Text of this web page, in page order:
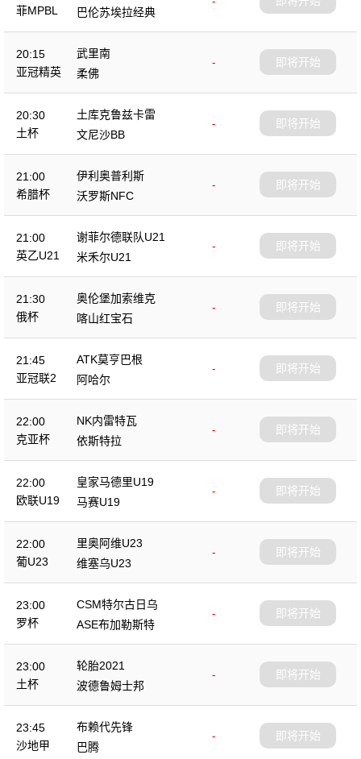
菲MPBL
巴伦苏埃拉经典
20:15
亚冠精英
武里南
-
柔佛
即将开始
20:30
土杯
土库克鲁兹卡雷
-
文尼沙BB
即将开始
21:00
希腊杯
伊利奥普利斯
-
沃罗斯NFC
即将开始
21:00
英乙U21
谢菲尔德联队U21
-
米禾尔U21
即将开始
21:30
俄杯
奥伦堡加索维克
-
喀山红宝石
即将开始
21:45
亚冠联2
ATK莫亨巴根
-
阿哈尔
即将开始
22:00
克亚杯
NK内雷特瓦
-
依斯特拉
即将开始
22:00
欧联U19
皇家马德里U19
-
马赛U19
即将开始
22:00
葡U23
里奥阿维U23
-
维塞乌U23
即将开始
23:00
罗杯
CSM特尔古日乌
-
ASE布加勒斯特
即将开始
23:00
土杯
轮胎2021
-
波德鲁姆士邦
即将开始
23:45
沙地甲
布赖代先锋
-
巴腾
即将开始